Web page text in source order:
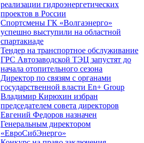
реализации гидроэнергетических
проектов в России
Спортсмены ГК «Волгаэнерго»
успешно выступили на областной
спартакиаде
Тендер на транспортное обслуживание
ГРС Автозаводской ТЭЦ запустят до
начала отопительного сезона
Директор по связям с органами
государственной власти En+ Group
Владимир Кирюхин избран
председателем совета директоров
Евгений Федоров назначен
Генеральным директором
«ЕвроСибЭнерго»